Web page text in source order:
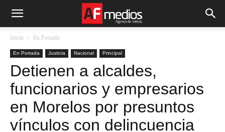
Inicio En Portada
En Portada Justicia Nacional Principal
Detienen a alcaldes,
funcionarios y empresarios
en Morelos por presuntos
vínculos con delincuencia